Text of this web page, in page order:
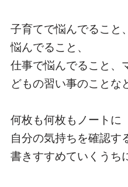
子育てで悩んでること
悩んでること、
仕事で悩んでること、
どもの習い事のことな
何枚も何枚もノートに
自分の気持ちを確認す
書きすすめていくうち